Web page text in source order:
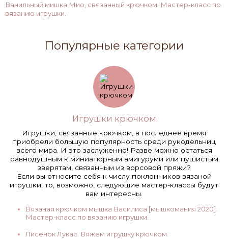
Ванильный мишка Мио, связанный крючком. Мастер-класс по
вязанию игрушки.
Популярные категории
Игрушки крючком
Игрушки, связанные крючком, в последнее время
приобрели большую популярность среди рукодельниц
всего мира. И это заслуженно! Разве можно остаться
равнодушным к миниатюрным амигуруми или пушистым
зверятам, связанным из ворсовой пряжи?
Если вы относите себя к числу поклонников вязаной
игрушки, то, возможно, следующие мастер-классы будут
вам интересны.
Вязаная крючком мышка Василиса [мышкомания 2020].
Мастер-класс по вязанию игрушки.
Лисенок Лукас. Вяжем игрушку крючком.